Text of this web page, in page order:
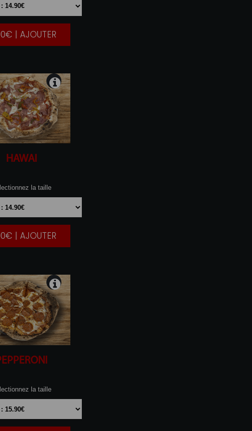
|
| AJOUTER
HAWAI
la taille
|
| AJOUTER
la taille